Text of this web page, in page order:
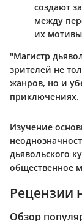
создают
между
их
"Магистр
зрителей не
жанров, но и
приключениях.
Изучение
дьявольского
общественное
Рецензии
Обзор